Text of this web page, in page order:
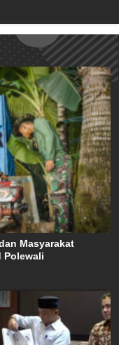
Masyarakat
Polewali